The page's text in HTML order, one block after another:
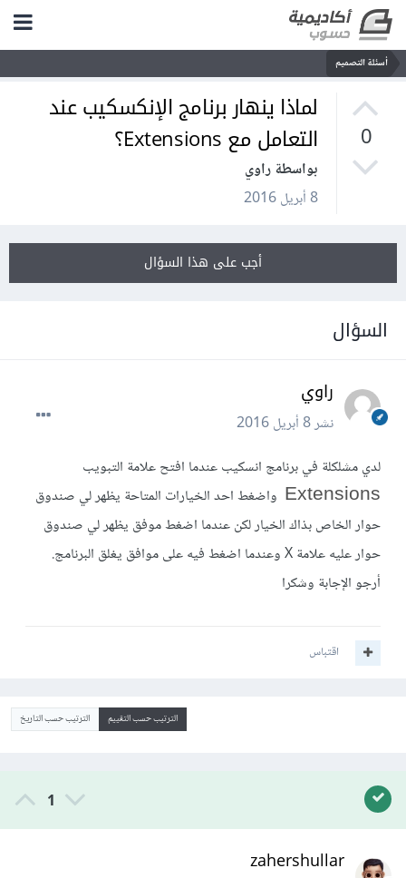
أسئلة التصميم
0
لماذا ينهار برنامج الإنكسكيب عند
التعامل مع Extensions؟
بواسطة راوي
8 أبريل 2016
أجب على هذا السؤال
السؤال
راوي
نشر8 أبريل 2016
لدي مشلكلة في برنامج انسكيب عندما افتح علامة التبويب
Extensionsواضغط احد الخيارات المتاحة يظهر لي صندوق
حوار الخاص بذاك الخيار لكن عندما اضغط موفق يظهر لي صندوق
حوار عليه علامة X وعندما اضغط فيه على موافق يغلق البرنامج.
أرجو الإجابة وشكرا
اقتباس
الترتيب حسب التقييم الترتيب حسب التاريخ
1
zahershullar